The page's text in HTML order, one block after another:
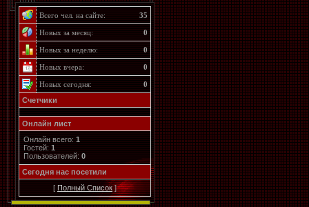
Всего чел. на сайте: 35
Новых за месяц: 0
Новых за неделю: 0
Новых вчера: 0
Новых сегодня:
0
Счетчики
Онлайн лист
Онлайн всего: 1
Гостей: 1
Пользователей: 0
Cегодня нас посетили
[ Полный Список]